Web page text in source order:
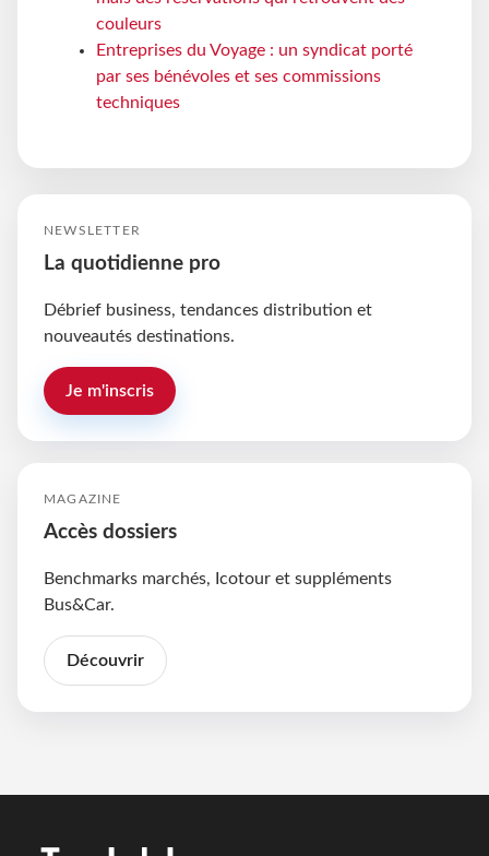
couleurs
Entreprises du Voyage : un syndicat porté
par ses bénévoles et ses commissions
techniques
NEWSLETTER
La quotidienne pro
Débrief business, tendances distribution et
nouveautés destinations.
Je m'inscris
MAGAZINE
Accès dossiers
Benchmarks marchés, Icotour et suppléments
Bus&Car.
Découvrir